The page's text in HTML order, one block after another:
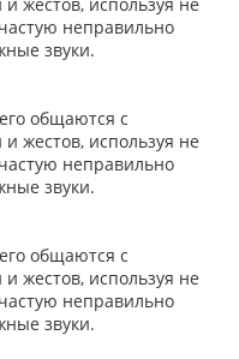
неправильно
звуки.
общаются с
используя не
неправильно
звуки.
общаются с
используя не
неправильно
звуки.